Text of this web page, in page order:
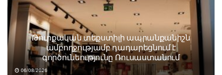
Թուրքական տեքստիլի ապրանքանիշն
ամբողջությամբ դադարեցնում է
գործունեությունը Ռուսաստանում
06/08/2026